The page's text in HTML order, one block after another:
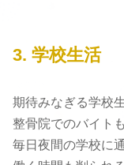
3. 学校生活
期待みなぎる学校生
整骨院でのバイト
毎日夜間の学校に